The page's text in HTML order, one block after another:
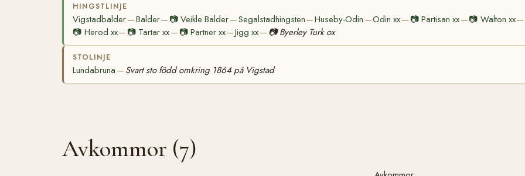
HINGSTLINJE
Vigstadbalder—Balder— 📷Veikle Balder—Segalstadhingsten—Huseby-Odin —Odin xx— 📷Partisan xx—📷 Walton xx—
📷 Herod xx— 📷 Tartar xx— 📷 Partner xx—Jigg xx— 📷 Byerley Turk ox
STOLINJE
Lundabruna — Svart sto född omkring 1864 på Vigstad
Avkommor (7)